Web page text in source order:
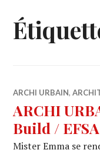
ARCHI URBAIN,
ARCHI
Build / EFSA
Mister Emma se